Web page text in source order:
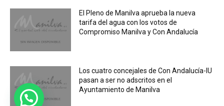
El Pleno de Manilva aprueba la nueva
tarifa del agua con los votos de
Compromiso Manilva y Con Andalucía
Los cuatro concejales de Con Andalucía-IU
pasan a ser no adscritos en el
Ayuntamiento de Manilva